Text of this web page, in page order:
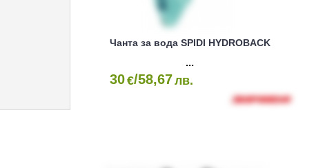
Чанта за вода SPIDI HYDROBACK
30€/58,67лв.